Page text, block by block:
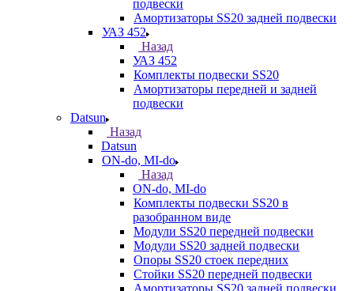
подвески
Амортизаторы SS20 задней подвески
УАЗ 452
Назад
УАЗ 452
Комплекты подвески SS20
Амортизаторы передней и задней
подвески
Datsun
Назад
Datsun
ON-do, MI-do
Назад
ON-do, MI-do
Комплекты подвески SS20 в
разобранном виде
Модули SS20 передней подвески
Модули SS20 задней подвески
Опоры SS20 стоек передних
Стойки SS20 передней подвески
Амортизаторы SS20 задней подвески